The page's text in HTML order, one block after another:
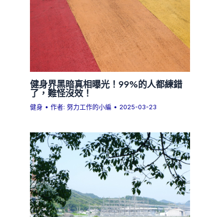
健身界黑暗真相曝光！99%的人都練錯
了，難怪沒效！
健身 • 作者:努力工作的小編 • 2025-03-23